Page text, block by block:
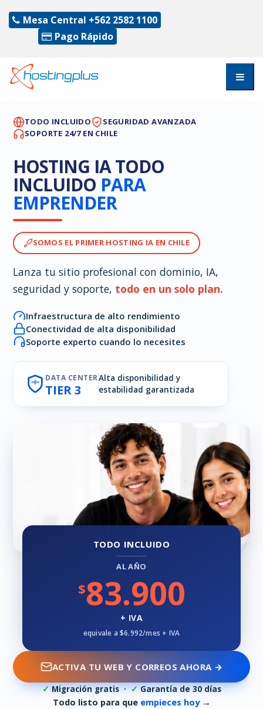
Mesa Central +562 2582 1100
Pago Rápido
TODO INCLUIDO
SEGURIDAD AVANZADA
SOPORTE 24/7 EN CHILE
HOSTING IA TODO
INCLUIDO PARA
EMPRENDER
SOMOS EL PRIMER HOSTING IA EN CHILE
Lanza tu sitio profesional con dominio, IA,
seguridad y soporte, todo en un solo plan.
Infraestructura de alto rendimiento
Conectividad de alta disponibilidad
Soporte experto cuando lo necesites
DATA CENTER
TIER 3
Alta disponibilidad y
estabilidad garantizada
TODO INCLUIDO
AL AÑO
$83.900
+ IVA
equivale a $6.992/mes + IVA
ACTIVA TU WEB Y CORREOS AHORA →
✓Migración gratis ·✓Garantía de 30 días
Todo listo para que empieces hoy→